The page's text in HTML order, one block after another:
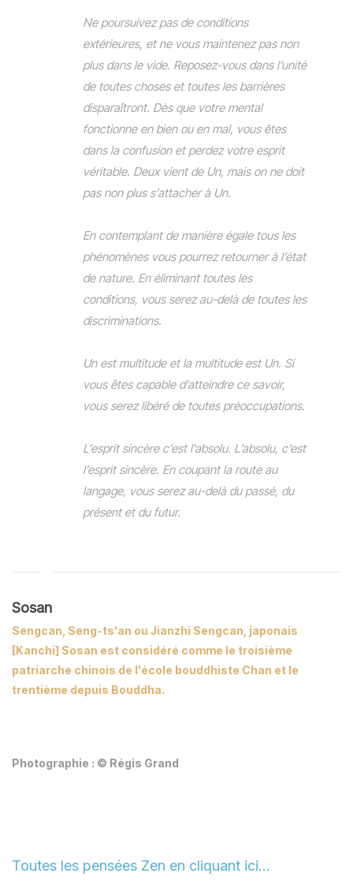
Ne poursuivez pas de conditions
extérieures, et ne vous maintenez pas non
plus dans le vide. Reposez-vous dans l’unité
de toutes choses et toutes les barrières
disparaîtront. Dès que votre mental
fonctionne en bien ou en mal, vous êtes
dans la confusion et perdez votre esprit
véritable. Deux vient de Un, mais on ne doit
pas non plus s’attacher à Un.
En contemplant de manière égale tous les
phénomènes vous pourrez retourner à l’état
de nature. En éliminant toutes les
conditions, vous serez au-delà de toutes les
discriminations.
Un est multitude et la multitude est Un. Si
vous êtes capable d’atteindre ce savoir,
vous serez libéré de toutes préoccupations.
L’esprit sincère c’est l’absolu. L’absolu, c’est
l’esprit sincère. En coupant la route au
langage, vous serez au-delà du passé, du
présent et du futur.
Sosan
Sengcan, Seng-ts'an ou Jianzhi Sengcan, japonais
[Kanchi] Sosan est considéré comme le troisième
patriarche chinois de l'école bouddhiste Chan et le
trentième depuis Bouddha.
Photographie : © Régis Grand
Toutes les pensées Zen en cliquant ici…